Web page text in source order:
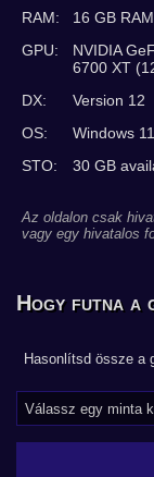
RAM:
16 GB RAM
GPU:
NVIDIA
6700 XT
DX:
Version 12
OS:
Windows
STO:
30 GB
Az oldalon csak
vagy egy hivatalos
Hogy futna a
Hasonlítsd össze a